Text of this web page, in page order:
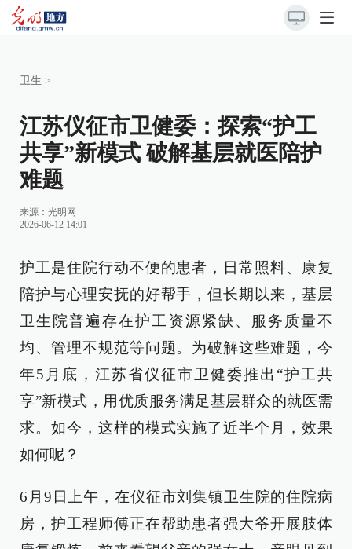
卫生 >
江苏仪征市卫健委：探索“护工
共享”新模式 破解基层就医陪护
难题
来源： 光明网
2026-06-12 14:01
护工是住院行动不便的患者，日常照料、康复
陪护与心理安抚的好帮手，但长期以来，基层
卫生院普遍存在护工资源紧缺、服务质量不
均、管理不规范等问题。为破解这些难题，今
年5月底，江苏省仪征市卫健委推出“护工共
享”新模式，用优质服务满足基层群众的就医需
求。如今，这样的模式实施了近半个月，效果
如何呢？
6月9日上午，在仪征市刘集镇卫生院的住院病
房，护工程师傅正在帮助患者强大爷开展肢体